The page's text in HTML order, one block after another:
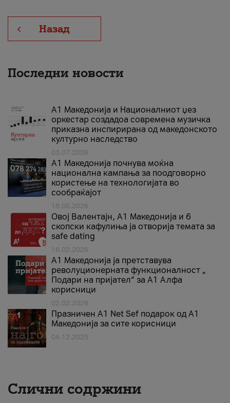
Назад
Последни новости
А1 Македонија и Националниот џез
оркестар создадоа современа музичка
приказна инспирирана од македонското
културно наследство
03.07.2026
A1 Македонија почнува моќна
национална кампања за поодговорно
користење на технологијата во
сообраќајот
18.05.2026
Овој Валентајн, A1 Македонија и 6
скопски кафулиња ја отворија темата за
safe dating
16.02.2026
А1 Македонија ја претставува
револуционерната функционалност „
Подари на пријател“ за А1 Алфа
корисници
02.02.2026
Празничен A1 Net Sеf подарок од А1
Македонија за сите корисници
04.12.2025
Слични содржини